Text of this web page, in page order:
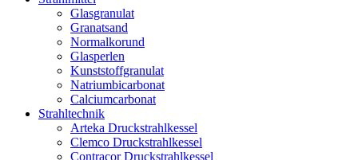
Glasgranulat
Granatsand
Normalkorund
Glasperlen
Kunststoffgranulat
Natriumbicarbonat
Calciumcarbonat
Strahltechnik
Arteka Druckstrahlkessel
Clemco Druckstrahlkessel
Contracor Druckstrahlkessel